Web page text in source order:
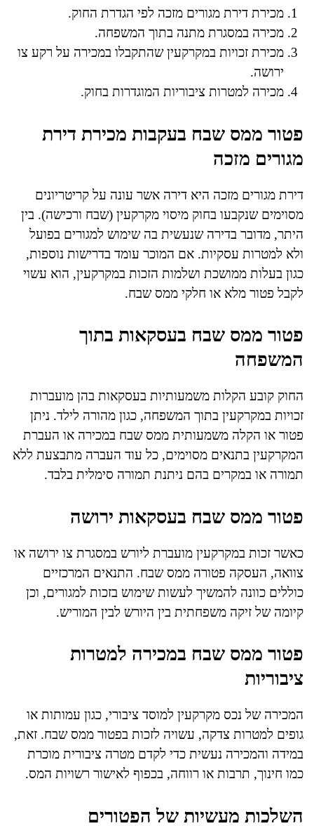
מכירת דירת מגורים מזכה לפי הגדרת החוק.
מכירה במסגרת מתנה בתוך המשפחה.
מכירת זכויות במקרקעין שהתקבלו במכירה על רקע צו
ירושה.
מכירה למטרות ציבוריות המוגדרות בחוק.
פטור ממס שבח בעקבות מכירת דירת
מגורים מזכה
דירת מגורים מזכה היא דירה אשר עונה על קריטריונים
מסוימים שנקבעו בחוק מיסוי מקרקעין (שבח ורכישה). בין
היתר, מדובר בדירה שנעשית בה שימוש למגורים בפועל
ולא למטרות עסקיות. אם המוכר עומד בדרישות נוספות,
כגון בעלות ממושכת ושלמות הזכות במקרקעין, הוא עשוי
לקבל פטור מלא או חלקי ממס שבח.
פטור ממס שבח בעסקאות בתוך
המשפחה
החוק קובע הקלות משמעותיות בעסקאות בהן מועברות
זכויות במקרקעין בתוך המשפחה, כגון מהורה לילד. ניתן
פטור או הקלה משמעותית ממס שבח במכירה או העברת
המקרקעין בתנאים מסוימים, כל עוד העברה מתבצעת ללא
תמורה או במקרים בהם ניתנת תמורה סימלית בלבד.
פטור ממס שבח בעסקאות ירושה
כאשר זכות במקרקעין מועברת ליורש במסגרת צו ירושה או
צוואה, העסקה פטורה ממס שבח. התנאים המרכזיים
כוללים כוונה להמשיך לעשות שימוש בזכות למגורים, וכן
קיומה של זיקה משפחתית בין היורש לבין המוריש.
פטור ממס שבח במכירה למטרות
ציבוריות
המכירה של נכס מקרקעין למוסד ציבורי, כגון עמותות או
גופים למטרות צדקה, עשויה לזכות בפטור ממס שבח. זאת,
במידה והמכירה נעשית כדי לקדם מטרה ציבורית מוכרת
כמו חינוך, תרבות או רווחה, בכפוף לאישור רשויות המס.
השלכות מעשיות של הפטורים